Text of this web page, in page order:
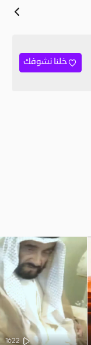
خلنا نشوفك
1622